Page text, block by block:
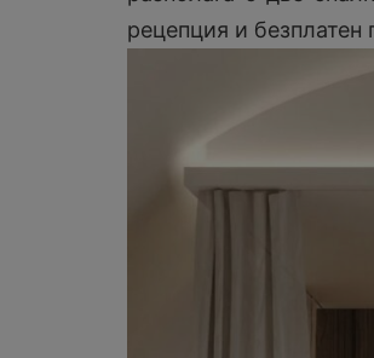
рецепция и безплатен